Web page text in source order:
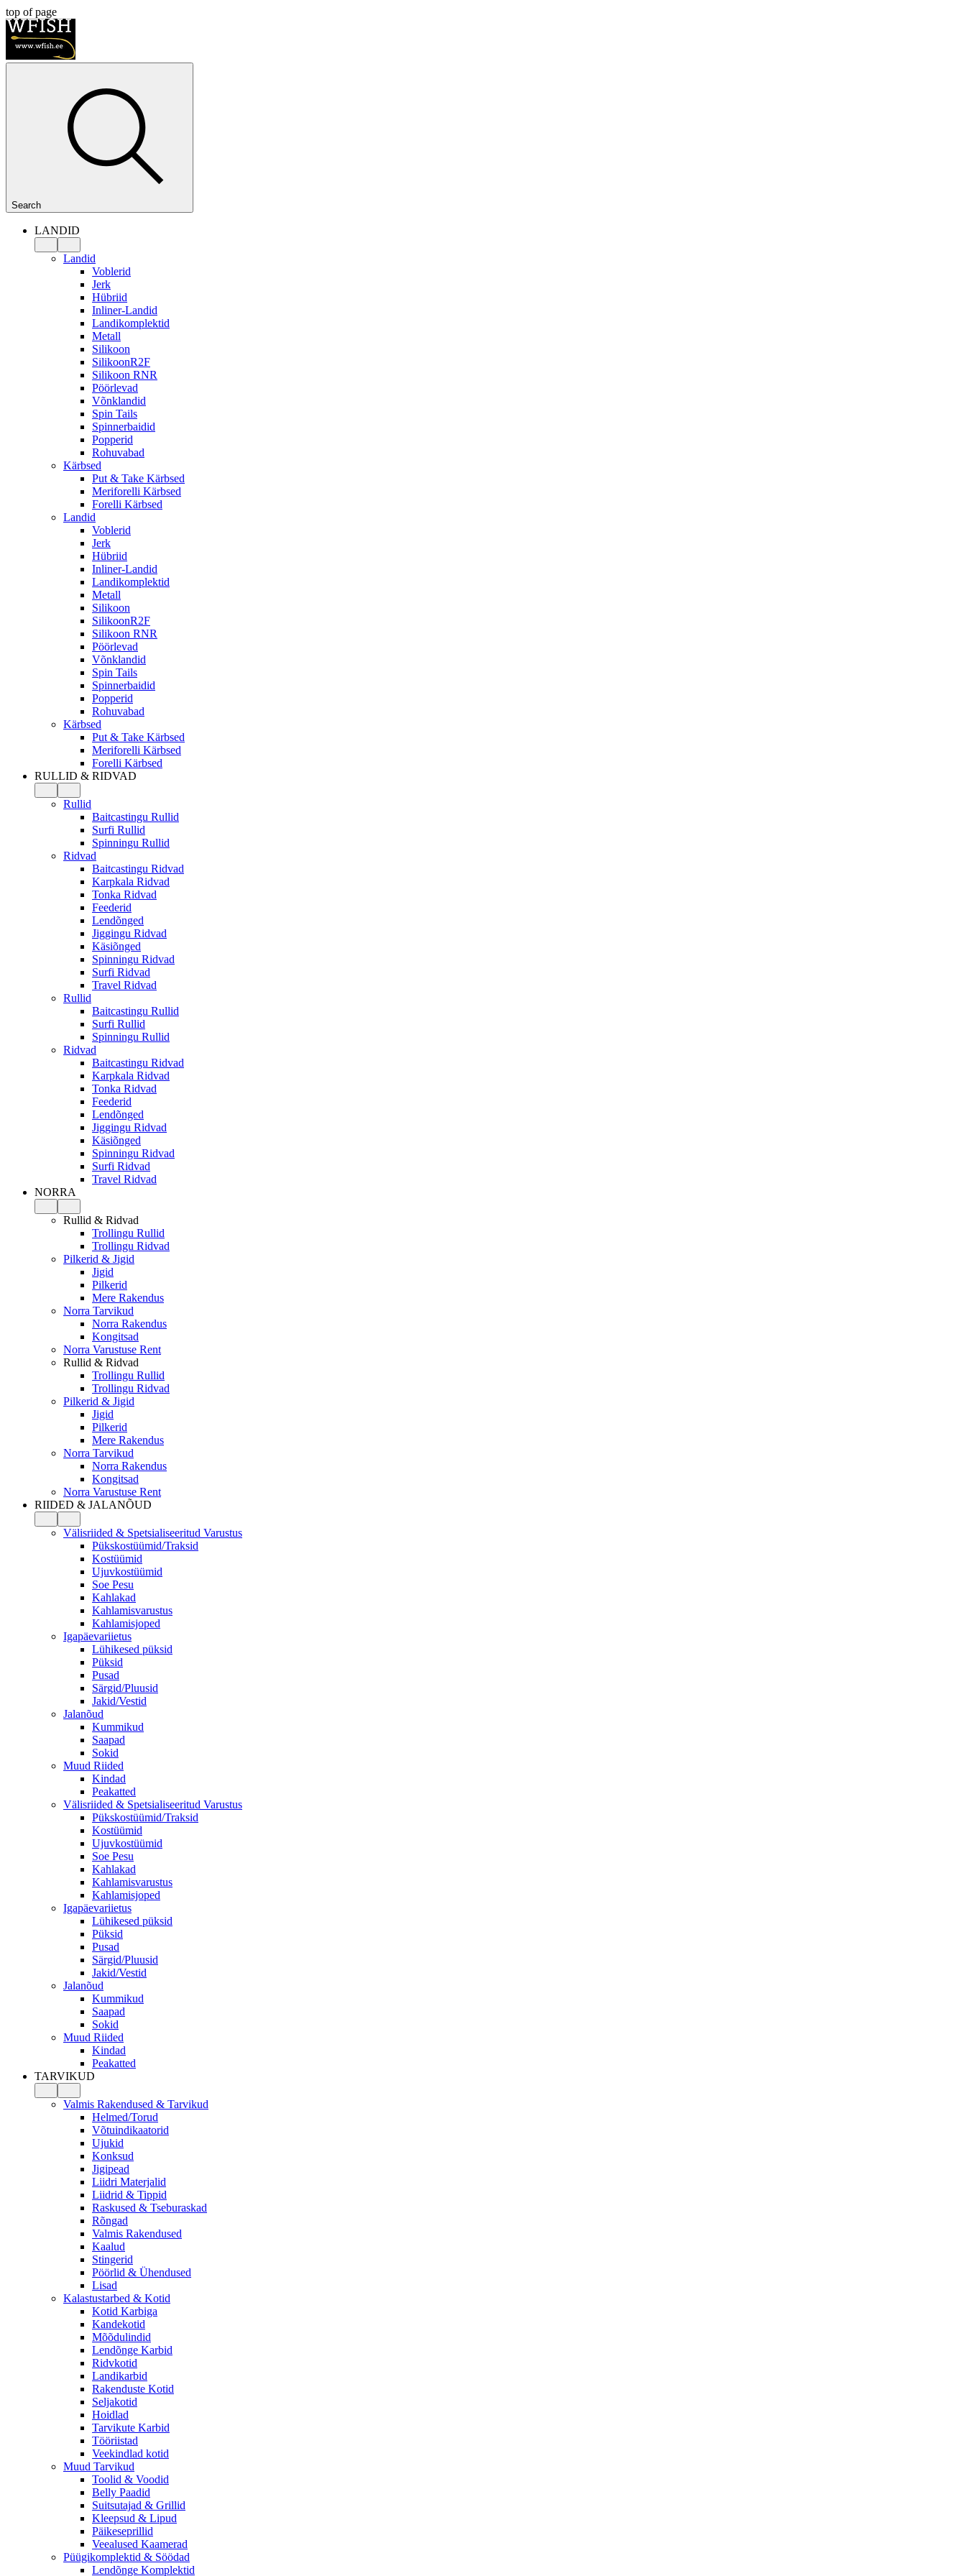
top of page
Search
LANDID
Landid
Voblerid
Jerk
Hübriid
Inliner-Landid
Landikomplektid
Metall
Silikoon
SilikoonR2F
Silikoon RNR
Pöörlevad
Võnklandid
Spin Tails
Spinnerbaidid
Popperid
Rohuvabad
Kärbsed
Put & Take Kärbsed
Meriforelli Kärbsed
Forelli Kärbsed
Landid
Voblerid
Jerk
Hübriid
Inliner-Landid
Landikomplektid
Metall
Silikoon
SilikoonR2F
Silikoon RNR
Pöörlevad
Võnklandid
Spin Tails
Spinnerbaidid
Popperid
Rohuvabad
Kärbsed
Put & Take Kärbsed
Meriforelli Kärbsed
Forelli Kärbsed
RULLID & RIDVAD
Rullid
Baitcastingu Rullid
Surfi Rullid
Spinningu Rullid
Ridvad
Baitcastingu Ridvad
Karpkala Ridvad
Tonka Ridvad
Feederid
Lendõnged
Jiggingu Ridvad
Käsiõnged
Spinningu Ridvad
Surfi Ridvad
Travel Ridvad
Rullid
Baitcastingu Rullid
Surfi Rullid
Spinningu Rullid
Ridvad
Baitcastingu Ridvad
Karpkala Ridvad
Tonka Ridvad
Feederid
Lendõnged
Jiggingu Ridvad
Käsiõnged
Spinningu Ridvad
Surfi Ridvad
Travel Ridvad
NORRA
Rullid & Ridvad
Trollingu Rullid
Trollingu Ridvad
Pilkerid & Jigid
Jigid
Pilkerid
Mere Rakendus
Norra Tarvikud
Norra Rakendus
Kongitsad
Norra Varustuse Rent
Rullid & Ridvad
Trollingu Rullid
Trollingu Ridvad
Pilkerid & Jigid
Jigid
Pilkerid
Mere Rakendus
Norra Tarvikud
Norra Rakendus
Kongitsad
Norra Varustuse Rent
RIIDED & JALANÕUD
Välisriided & Spetsialiseeritud Varustus
Pükskostüümid/Traksid
Kostüümid
Ujuvkostüümid
Soe Pesu
Kahlakad
Kahlamisvarustus
Kahlamisjoped
Igapäevariietus
Lühikesed püksid
Püksid
Pusad
Särgid/Pluusid
Jakid/Vestid
Jalanõud
Kummikud
Saapad
Sokid
Muud Riided
Kindad
Peakatted
Välisriided & Spetsialiseeritud Varustus
Pükskostüümid/Traksid
Kostüümid
Ujuvkostüümid
Soe Pesu
Kahlakad
Kahlamisvarustus
Kahlamisjoped
Igapäevariietus
Lühikesed püksid
Püksid
Pusad
Särgid/Pluusid
Jakid/Vestid
Jalanõud
Kummikud
Saapad
Sokid
Muud Riided
Kindad
Peakatted
TARVIKUD
Valmis Rakendused & Tarvikud
Helmed/Torud
Võtuindikaatorid
Ujukid
Konksud
Jigipead
Liidri Materjalid
Liidrid & Tippid
Raskused & Tseburaskad
Rõngad
Valmis Rakendused
Kaalud
Stingerid
Pöörlid & Ühendused
Lisad
Kalastustarbed & Kotid
Kotid Karbiga
Kandekotid
Mõõdulindid
Lendõnge Karbid
Ridvkotid
Landikarbid
Rakenduste Kotid
Seljakotid
Hoidlad
Tarvikute Karbid
Tööriistad
Veekindlad kotid
Muud Tarvikud
Toolid & Voodid
Belly Paadid
Suitsutajad & Grillid
Kleepsud & Lipud
Päikeseprillid
Veealused Kaamerad
Püügikomplektid & Söödad
Lendõnge Komplektid